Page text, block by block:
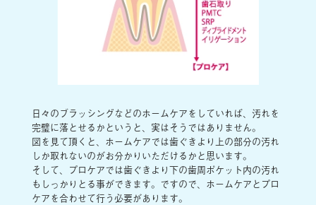
日々のブラッシングなどのホームケアをしていれば、汚れを
完璧に落とせるかというと、実はそうではありません。
図を見て頂くと、ホームケアでは歯ぐきより上の部分の汚れ
しか取れないのがお分かりいただけるかと思います。
そして、プロケアでは歯ぐきより下の歯周ポケット内の汚れ
もしっかりとる事ができます。ですので、ホームケアとプロ
ケアを合わせて行う必要があります。